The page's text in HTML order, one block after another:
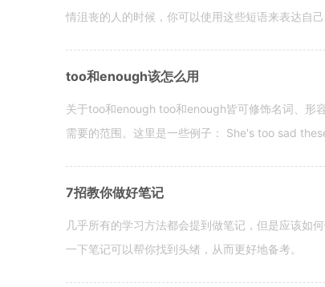
情沮丧的人的时候，你可以使用这些短语来表达自
too和enough该怎么用
关于too和enough too和enough皆可修饰名词、形
需要的范围。这里是一些例子： She's too sad
7招教你做好笔记
几乎所有的学习方法都会提到做笔记，但是应该如
一下笔记可以帮你找到头绪，从而更好地备考。